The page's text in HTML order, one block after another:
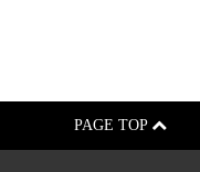
PAGE TOP